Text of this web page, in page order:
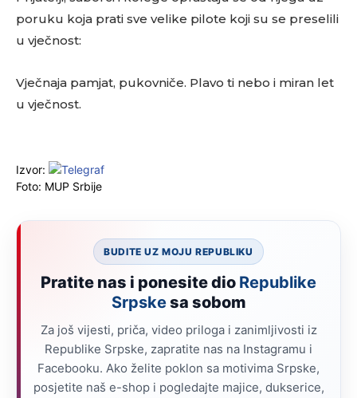
poruku koja prati sve velike pilote koji su se preselili
u vječnost:
Vječnaja pamjat, pukovniče. Plavo ti nebo i miran let
u vječnost.
Izvor:
Foto: MUP Srbije
BUDITE UZ MOJU REPUBLIKU
Pratite nas i ponesite dio Republike
Srpskesa sobom
Za još vijesti, priča, video priloga i zanimljivosti iz
Republike Srpske, zapratite nas na Instagramu i
Facebooku. Ako želite poklon sa motivima Srpske,
posjetite naš e-shop i pogledajte majice, dukserice,